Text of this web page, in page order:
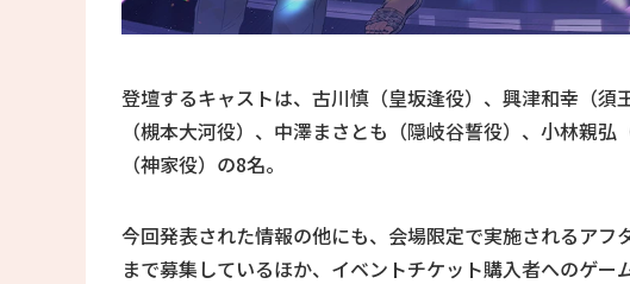
登壇するキャストは、古川慎（皇坂逢役）、興津和幸（
（槻本大河役）、中澤まさとも（隠岐谷誓役）、小林親
（神家役）の8名。
今回発表された情報の他にも、会場限定で実施されるアフ
まで募集しているほか、イベントチケット購入者へのゲー